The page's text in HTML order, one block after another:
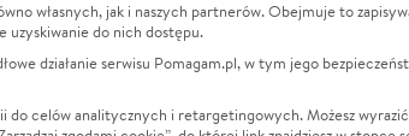
O nas
Opinie
Raporty
Zbieraj na
Leczenie
Zwierzęta
własnych, jak i naszych partnerów. Obejmuje to
uzyskiwanie do nich dostępu.
działanie serwisu Pomagam.pl, w tym jego
do celów analitycznych i retargetingowych. Możesz